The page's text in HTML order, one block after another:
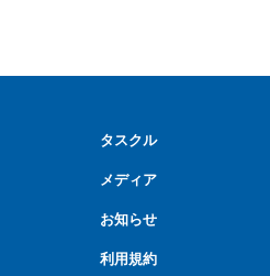
タスクル
メディア
お知らせ
利用規約